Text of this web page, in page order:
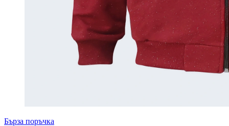
Бърза поръчка